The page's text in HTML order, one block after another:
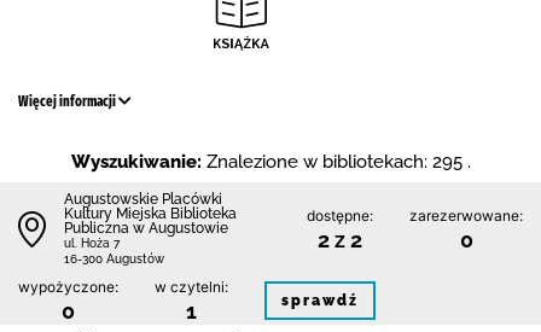
Więcej informacji
Wyszukiwanie: Znalezione w bibliotekach: 295 .
Augustowskie Placówki
Kultury Miejska Biblioteka
Publiczna w Augustowie
ul. Hoża 7
16-300 Augustów
dostępne:
2 z 2
zarezerwowane:
0
wypożyczone:
0
w czytelni:
1 sprawdź